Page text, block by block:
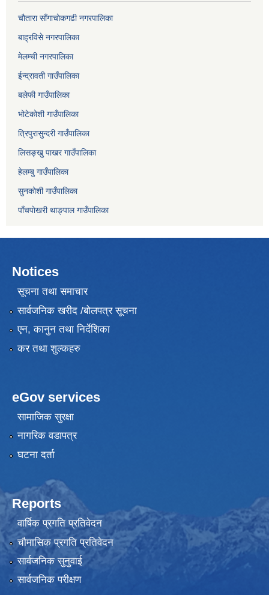
चाैतारा साँगाचाेकगढी नगरपालिका
बाह्रविसे नगरपालिका
मेलम्ची नगरपालिका
ईन्द्रावती गाउँपालिका
बलेफी गाउँपालिका
भोटेकोशी गाउँपालिका
त्रिपुरासुन्दरी गाउँपालिका
लिसङ्खु पाखर गाउँपालिका
हेलम्बु गाउँपालिका
सुनकोशी गाउँपालिका
पाँचपाेखरी थाङ्पाल गाउँपालिका
Notices
सूचना तथा समाचार
सार्वजनिक खरीद /बोलपत्र सूचना
एन, कानुन तथा निर्देशिका
कर तथा शुल्कहरु
eGov services
सामाजिक सुरक्षा
नागरिक वडापत्र
घटना दर्ता
Reports
वार्षिक प्रगति प्रतिवेदन
चौमासिक प्रगति प्रतिवेदन
सार्वजनिक सुनुवाई
सार्वजनिक परीक्षण